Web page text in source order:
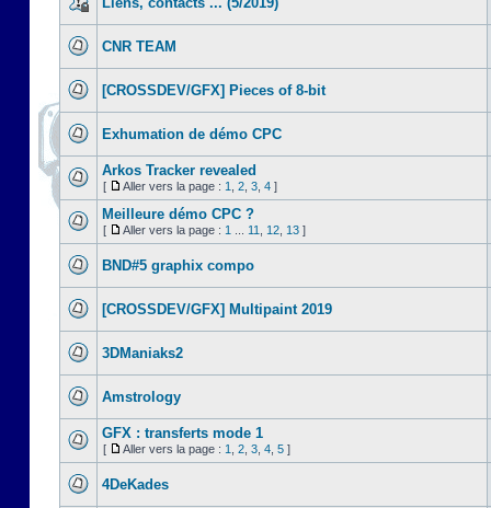
CNR TEAM
[CROSSDEV/GFX] Pieces of 8-bit
Exhumation de démo CPC
Arkos Tracker revealed
[ Aller vers la page : 1 2 3 4 ]
Meilleure démo CPC ?
[ Aller vers la page : 1 11 12 13 ]
BND#5 graphix compo
[CROSSDEV/GFX] Multipaint 2019
3DManiaks2
Amstrology
GFX : transferts mode 1
[ Aller vers la page : 1 2 3 4 5 ]
4DeKades